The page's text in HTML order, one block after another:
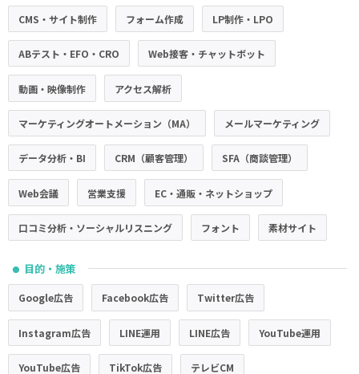
CMS・サイト制作 フォーム作成 LP制作・LPO
ABテスト・EFO・CRO Web接客・チャットボット
動画・映像制作 アクセス解析
マーケティングオートメーション（MA） メールマーケティング
データ分析・BI CRM（顧客管理） SFA（商談管理）
Web会議 営業支援 EC・通販・ネットショップ
口コミ分析・ソーシャルリスニング フォント 素材サイト
● 目的・施策
Google広告 Facebook広告 Twitter広告
Instagram広告 LINE運用 LINE広告 YouTube運用
YouTube広告 TikTok広告 テレビCM